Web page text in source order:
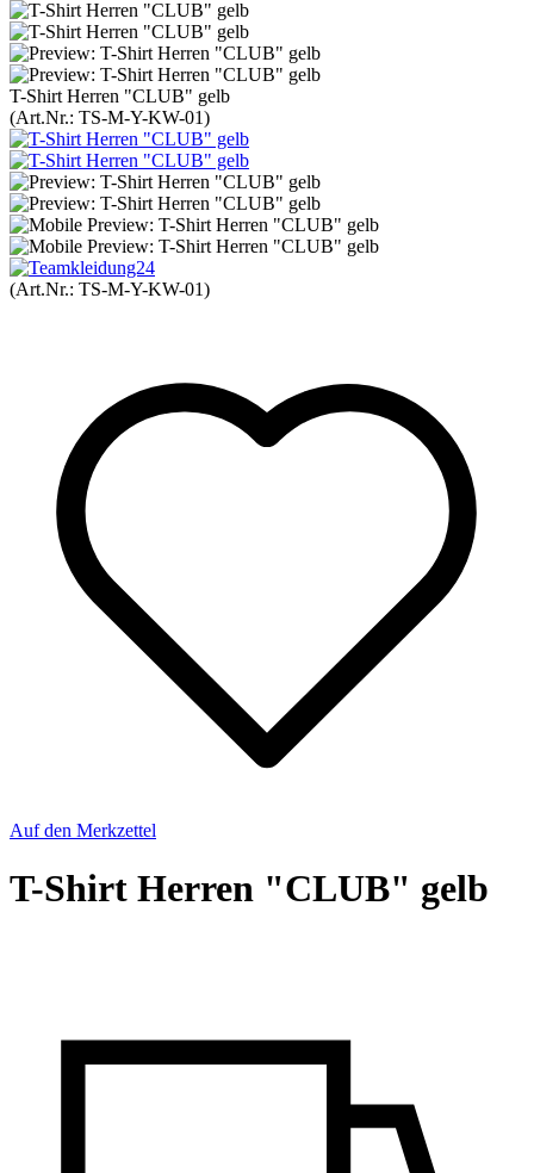
T-Shirt Herren "CLUB" gelb
(Art.Nr.: TS-M-Y-KW-01)
(Art.Nr.: TS-M-Y-KW-01)
Auf den Merkzettel
T-Shirt Herren "CLUB" gelb